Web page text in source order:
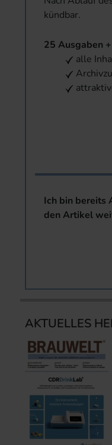
kündbar.
25 Ausgaben
alle
Ich bin bereits
den Artikel
AKTUELLES